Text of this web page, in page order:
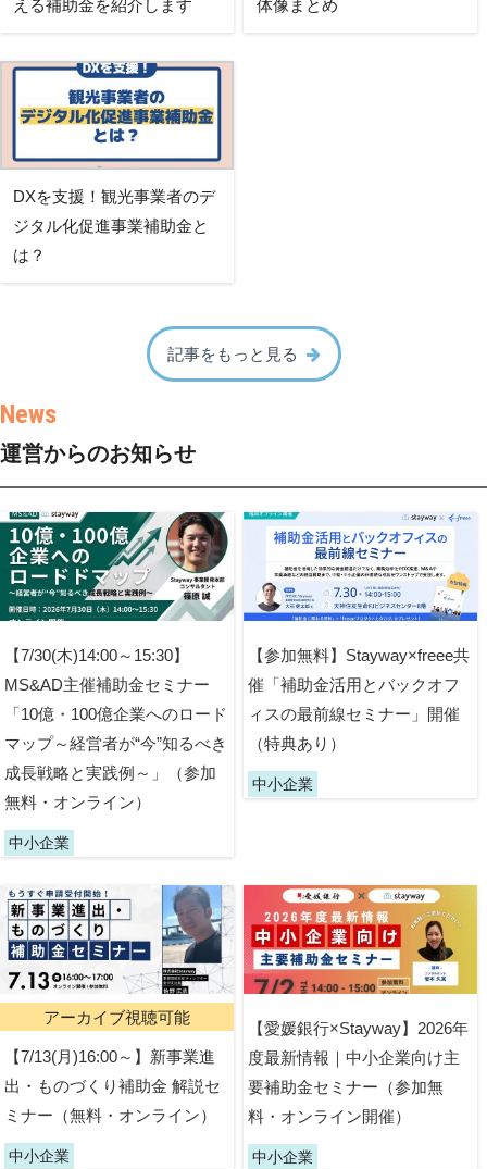
える補助金を紹介します 体像まとめ
DXを支援！観光事業者のデ
ジタル化促進事業補助金と
は？
記事をもっと見る
運営からのお知らせ
【7/30(木)14:00～15:30】
MS&AD主催補助金セミナー
「10億・100億企業へのロード
マップ～経営者が“今”知るべき
成長戦略と実践例～」（参加
無料・オンライン）
中小企業
【参加無料】Stayway×freee共
催「補助金活用とバックオフ
ィスの最前線セミナー」開催
（特典あり）
中小企業
アーカイブ視聴可能
【7/13(月)16:00～】新事業進
出・ものづくり補助金 解説セ
ミナー（無料・オンライン）
中小企業
【愛媛銀行×Stayway】2026年
度最新情報｜中小企業向け主
要補助金セミナー（参加無
料・オンライン開催）
中小企業